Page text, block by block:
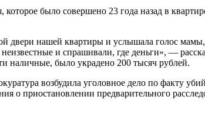
было совершено 23 года назад в
двери нашей квартиры и услышала голос
и спрашивали, где деньги», —
наличные, было украдено 200 тысяч рублей.
возбудила уголовное дело по факту
о приостановлении предварительного